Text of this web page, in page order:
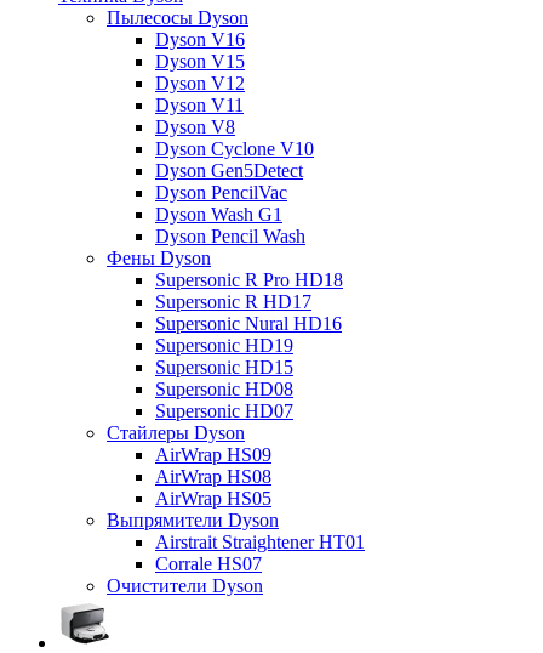
Пылесосы Dyson
Dyson V16
Dyson V15
Dyson V12
Dyson V11
Dyson V8
Dyson Cyclone V10
Dyson Gen5Detect
Dyson PencilVac
Dyson Wash G1
Dyson Pencil Wash
Фены Dyson
Supersonic R Pro HD18
Supersonic R HD17
Supersonic Nural HD16
Supersonic HD19
Supersonic HD15
Supersonic HD08
Supersonic HD07
Стайлеры Dyson
AirWrap HS09
AirWrap HS08
AirWrap HS05
Выпрямители Dyson
Airstrait Straightener HT01
Corrale HS07
Очистители Dyson